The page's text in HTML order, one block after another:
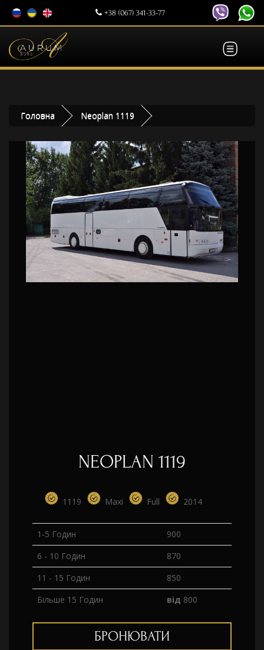
+38 (067) 341-33-77
Головна Neoplan 1119
NEOPLAN 1119
1119 Maxi Full 2014
1-5 Годин
900
6 - 10 Годин
870
11 - 15 Годин
850
Більше 15 Годин
від 800
БРОНЮВАТИ